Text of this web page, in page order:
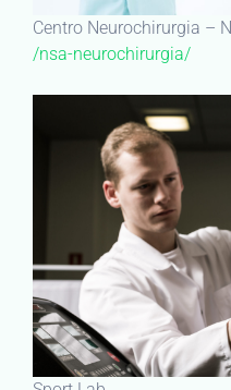
Centro Neurochirurgia –
/nsa-neurochirurgia/